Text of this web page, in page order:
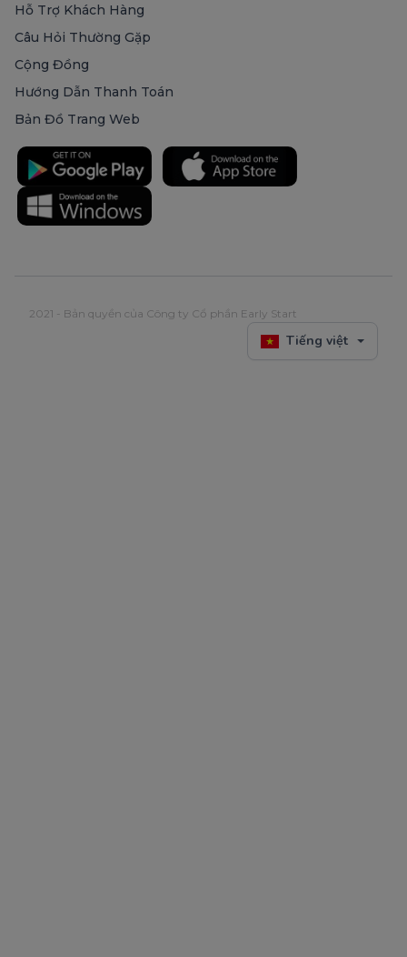
Hỗ Trợ Khách Hàng
Câu Hỏi Thường Gặp
Cộng Đồng
Hướng Dẫn Thanh Toán
Bản Đồ Trang Web
2021 - Bản quyền của Công ty Cổ phần Early Start
Tiếng việt